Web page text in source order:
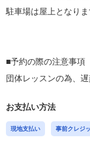
駐車場は屋上となりま
■予約の際の注意事項
団体レッスンの為、
お支払い方法
現地支払い 事前クレジ